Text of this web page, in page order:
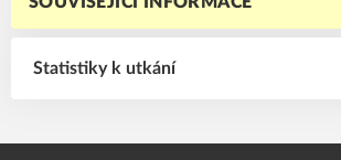
Statistiky k utkání